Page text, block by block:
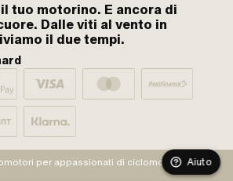
tuo motorino. E ancora di
Dalle viti al vento in
il due tempi.
per appassionati di ciclomotori. Aiuto